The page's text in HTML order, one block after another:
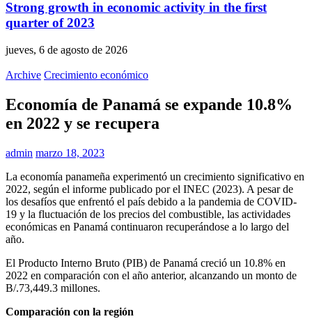
Strong growth in economic activity in the first
quarter of 2023
jueves, 6 de agosto de 2026
Archive Crecimiento económico
Economía de Panamá se expande 10.8%
en 2022 y se recupera
admin marzo 18, 2023
La economía panameña experimentó un crecimiento significativo en
2022, según el informe publicado por el INEC (2023). A pesar de
los desafíos que enfrentó el país debido a la pandemia de COVID-
19 y la fluctuación de los precios del combustible, las actividades
económicas en Panamá continuaron recuperándose a lo largo del
año.
El Producto Interno Bruto (PIB) de Panamá creció un 10.8% en
2022 en comparación con el año anterior, alcanzando un monto de
B/.73,449.3 millones.
Comparación con la región